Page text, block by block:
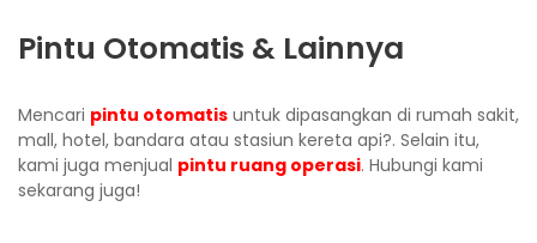
Pintu Otomatis & Lainnya
Mencari pintu otomatis untuk dipasangkan di rumah sakit,
mall, hotel, bandara atau stasiun kereta api?. Selain itu,
kami juga menjual pintu ruang operasi. Hubungi kami
sekarang juga!